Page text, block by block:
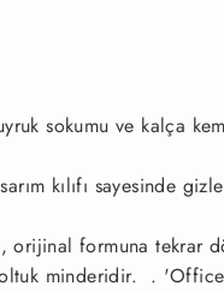
sokumu ve kalça
kılıfı sayesinde
orijinal formuna
minderidir. .